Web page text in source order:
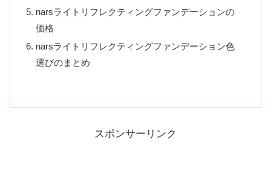
narsライトリフレクティングファンデーションの
価格
narsライトリフレクティングファンデーション色
選びのまとめ
スポンサーリンク